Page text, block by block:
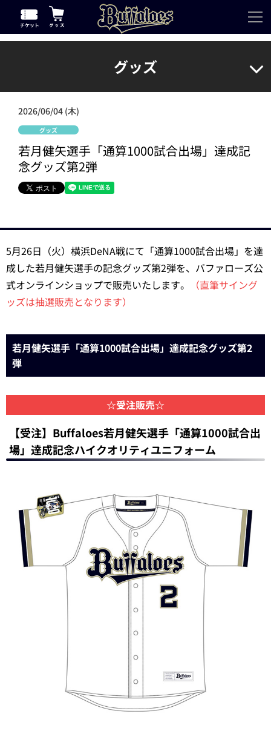
グッズ
2026/06/04 (木)
グッズ
若月健矢選手「通算1000試合出場」達成記
念グッズ第2弾
5月26日（火）横浜DeNA戦にて「通算1000試合出場」を達
成した若月健矢選手の記念グッズ第2弾を、バファローズ公
式オンラインショップで販売いたします。
（直筆サイング
ッズは抽選販売となります）
若月健矢選手「通算1000試合出場」達成記念グッズ第2
弾
☆受注販売☆
【受注】Buffaloes若月健矢選手「通算1000試合出
場」達成記念ハイクオリティユニフォーム